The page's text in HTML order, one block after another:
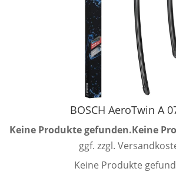
BOSCH AeroTwin A
Keine Produkte gefunden.Keine
ggf. zzgl.
Keine Produkte